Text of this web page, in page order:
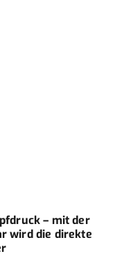
– mit der
wird die direkte